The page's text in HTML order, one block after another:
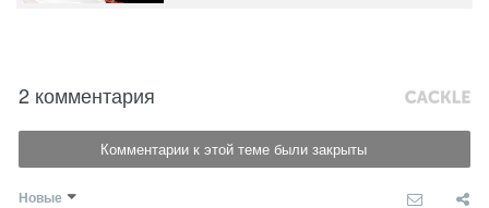
2 комментария
Комментарии к этой теме были закрыты
Новые